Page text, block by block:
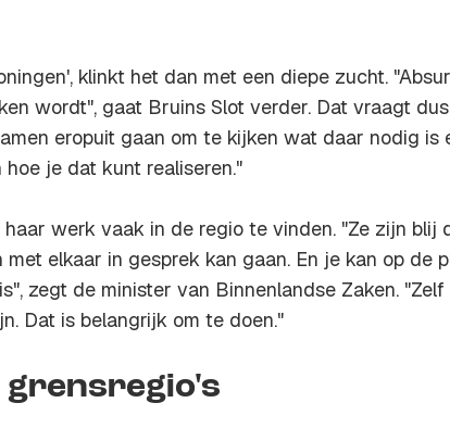
klinkt het dan met een diepe zucht.
wordt", gaat Bruins Slot verder. Dat vraagt
eropuit gaan om te kijken wat daar nodig is
je dat kunt realiseren."
werk vaak in de regio te vinden. "Ze zijn blij
met elkaar in gesprek kan gaan. En je kan op de
zegt de minister van Binnenlandse Zaken. "Zelf
Dat is belangrijk om te doen."
grensregio's